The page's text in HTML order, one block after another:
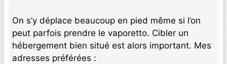
On s’y déplace beaucoup en pied même si l’on
peut parfois prendre le vaporetto. Cibler un
hébergement bien situé est alors important. Mes
adresses préférées :